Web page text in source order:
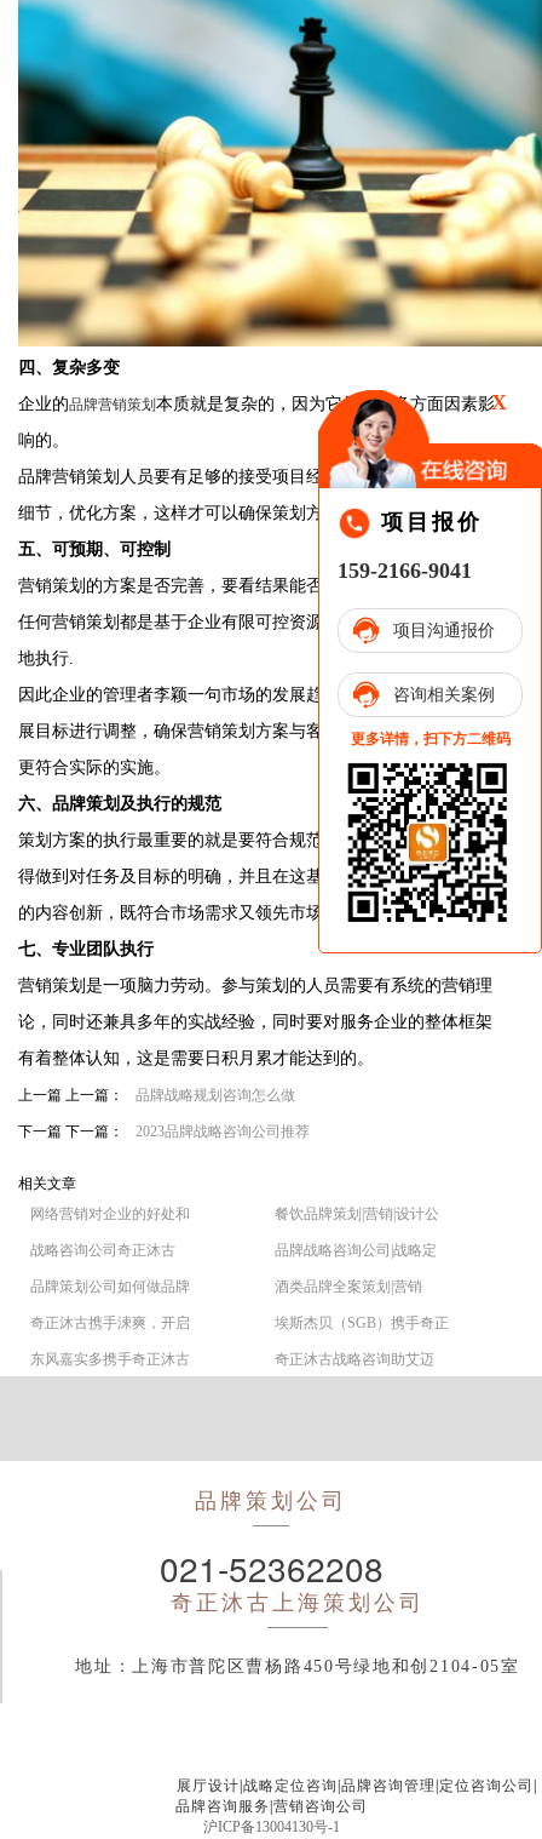
四、复杂多变
企业的品牌营销策划 本质就是复杂的，因为它是受到多方面因素影
响的。
品牌营销策划人员要有足够的接受项目经验，在做项目时能把控
细节，优化方案，这样才可以确保策划方的落地执行的可行性。
五、可预期、可控制
营销策划的方案是否完善，要看结果能否可预见、并且可预期。
任何营销策划都是基于企业有限可控资源的调度，然后再进行落
地执行.
因此企业的管理者李颖一句市场的发展趋势，结合企业自身的发
展目标进行调整，确保营销策划方案与客观市场的相结合，进行
更符合实际的实施。
六、品牌策划及执行的规范
策划方案的执行最重要的就是要符合规范。营销策划的方案必须
得做到对任务及目标的明确，并且在这基础上进行针对企业特色
的内容创新，既符合市场需求又领先市场。
七、专业团队执行
营销策划是一项脑力劳动。参与策划的人员需要有系统的营销理
论，同时还兼具多年的实战经验，同时要对服务企业的整体框架
有着整体认知，这是需要日积月累才能达到的。
上一篇 上一篇： 品牌战略规划咨询怎么做
下一篇 下一篇： 2023品牌战略咨询公司推荐
相关文章
网络营销对企业的好处和
餐饮品牌策划|营销|设计公
战略咨询公司奇正沐古 品牌战略咨询公司|战略定
品牌策划公司如何做品牌 酒类品牌全案策划|营销
奇正沐古携手涑爽，开启 埃斯杰贝（SGB）携手奇正
东风嘉实多携手奇正沐古 奇正沐古战略咨询助艾迈
奇正沐古上海策划公司
地址：上海市普陀区曹杨路450号绿地和创2104-05室
品牌策划公司
021-52362208
展厅设计 战略定位咨询 品牌咨询管理 定位咨询公司
品牌咨询服务 营销咨询公司
沪ICP备13004130号-1
X
项目报价
159-2166-9041
项目沟通报价
咨询相关案例
更多详情，扫下方二维码